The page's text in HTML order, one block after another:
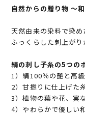
自然からの贈り物 ～
天然由来の染料で染め
ふっくらした刺上がり
絹の刺し子糸の5つの
1）絹100％の艶と高
2）甘撚りに仕上げた
3）植物の葉や花、実
4）やわらかで優しい